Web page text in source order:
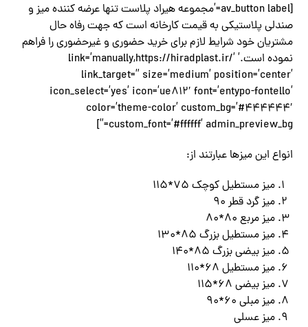
[av_button label=’مجموعه هیراد پلاست تنها عرضه کننده میز و
صندلی پلاستیکی به قیمت کارخانه است که جهت رفاه حال
مشتریان خود شرایط لازم برای خرید حضوری و غیرحضوری را فراهم
نموده است.’ link=’manually,https://hiradplast.ir/’
link_target=” size=’medium’ position=’center’
icon_select=’yes’ icon=’ue812′ font=’entypo-fontello’
color=’theme-color’ custom_bg=’#444444′
custom_font=’#ffffff’ admin_preview_bg=”]
انواع این میزها عبارتند از:
میز مستطیل کوچک 75*115
میز گرد قطر 90
میز مربع 80*80
میز مستطیل بزرگ 85*130
میز بیضی بزرگ 85*140
میز مستطیل 68*110
میز بیضی 68*115
میز مبلی 60*90
میز عسلی